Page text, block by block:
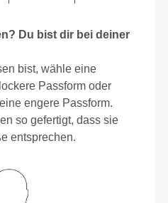
Du bist dir bei deiner
bist, wähle eine
Passform oder
engere Passform.
so gefertigt, dass sie
entsprechen.